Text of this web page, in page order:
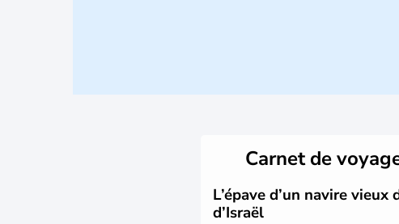
Carnet de
L’épave d’un navire
d’Israël